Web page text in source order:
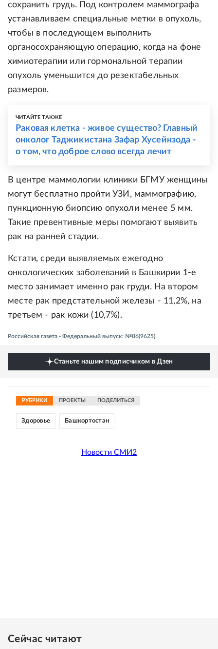
сохранить грудь. Под контролем маммографа
устанавливаем специальные метки в опухоль,
чтобы в последующем выполнить
органосохраняющую операцию, когда на фоне
химиотерапии или гормональной терапии
опухоль уменьшится до резектабельных
размеров.
ЧИТАЙТЕ ТАКЖЕ
Раковая клетка - живое существо? Главный
онколог Таджикистана Зафар Хусейнзода -
о том, что доброе слово всегда лечит
В центре маммологии клиники БГМУ женщины
могут бесплатно пройти УЗИ, маммографию,
пункционную биопсию опухоли менее 5 мм.
Такие превентивные меры помогают выявить
рак на ранней стадии.
Кстати, среди выявляемых ежегодно
онкологических заболеваний в Башкирии 1-е
место занимает именно рак груди. На втором
месте рак предстательной железы - 11,2%, на
третьем - рак кожи (10,7%).
Российская газета - Федеральный выпуск: №86(9625)
Станьте нашим подписчиком в Дзен
РУБРИКИ ПРОЕКТЫ ПОДЕЛИТЬСЯ
Здоровье Башкортостан
Новости СМИ2
Сейчас читают